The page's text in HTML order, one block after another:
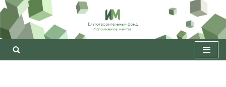
Перейти
к
содержимому